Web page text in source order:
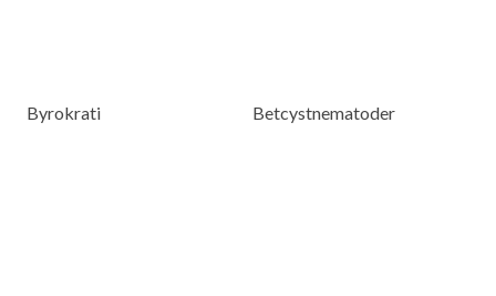
Byrokrati Betcystnematoder